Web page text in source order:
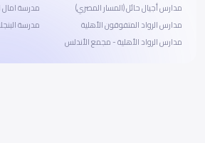
مدارس أجيال حائل (المسار المصري)
مدارس الرواد المتفوقون الأهلية
مدارس الرواد الأهلية - مجمع الأندلس
مدرسة
مدرسة